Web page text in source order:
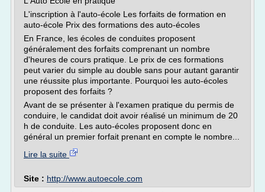
L'inscription à l'auto-école Les forfaits de formation en
auto-école Prix des formations des auto-écoles
En France, les écoles de conduites proposent
généralement des forfaits comprenant un nombre
d'heures de cours pratique. Le prix de ces formations
peut varier du simple au double sans pour autant garantir
une réussite plus importante. Pourquoi les auto-écoles
proposent des forfaits ?
Avant de se présenter à l'examen pratique du permis de
conduire, le candidat doit avoir réalisé un minimum de 20
h de conduite. Les auto-écoles proposent donc en
général un premier forfait prenant en compte le nombre...
Lire la suite
Site : http://www.autoecole.com